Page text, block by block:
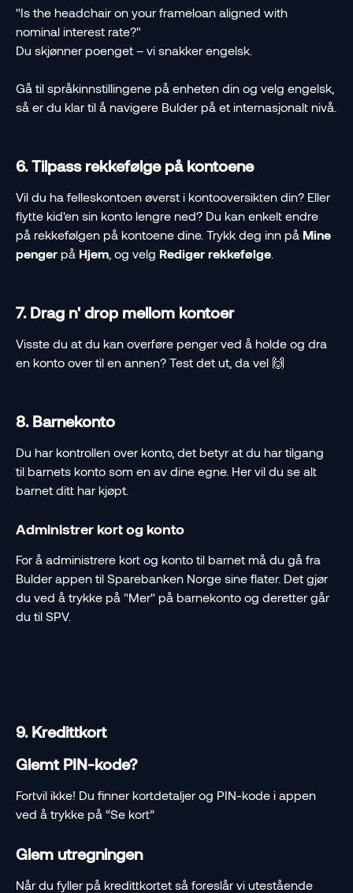
"Is the headchair on your frameloan aligned with
nominal interest rate?"
Du skjønner poenget – vi snakker engelsk.
Gå til språkinnstillingene på enheten din og velg engelsk,
så er du klar til å navigere Bulder på et internasjonalt nivå.
6. Tilpass rekkefølge på kontoene
Vil du ha felleskontoen øverst i kontooversikten din? Eller
flytte kid'en sin konto lengre ned? Du kan enkelt endre
på rekkefølgen på kontoene dine. Trykk deg inn på Mine
penger på Hjem , og velg Rediger rekkefølge
7. Drag n' drop mellom kontoer
Visste du at du kan overføre penger ved å holde og dra
en konto over til en annen? Test det ut, da vel 🙌
8. Barnekonto
Du har kontrollen over konto, det betyr at du har tilgang
til barnets konto som en av dine egne. Her vil du se alt
barnet ditt har kjøpt.
Administrer kort og konto
For å administrere kort og konto til barnet må du gå fra
Bulder appen til Sparebanken Norge sine flater. Det gjør
du ved å trykke på "Mer" på barnekonto og deretter går
du til SPV.
9. Kredittkort
Glemt PIN-kode?
Fortvil ikke! Du finner kortdetaljer og PIN-kode i appen
ved å trykke på “Se kort”
Glem utregningen
Når du fyller på kredittkortet så foreslår vi utestående